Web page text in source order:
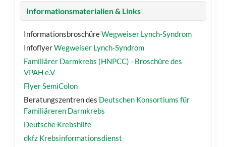
Informationsmaterialien & Links
InformationsbroschüreWegweiser Lynch-Syndrom
InfoflyerWegweiser Lynch-Syndrom
Familiärer Darmkrebs (HNPCC) - Broschüre des
VPAH e.V
Flyer SemiColon
Beratungszentren des Deutschen Konsortiums für
Familiäreren Darmkrebs
Deutsche Krebshilfe
dkfz Krebsinformationsdienst